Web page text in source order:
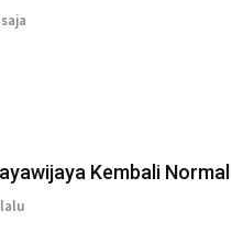
Kembali Normal